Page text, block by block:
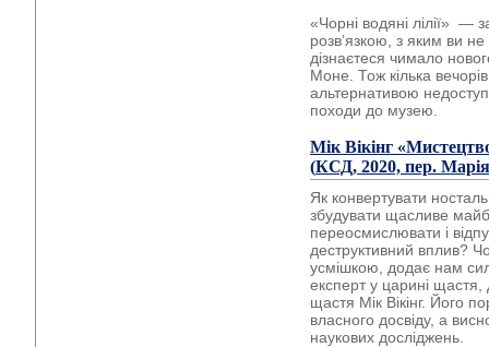
«Чорні водяні лілії» —
розв’язкою, з яким ви
дізнаєтеся чимало
Моне. Тож кілька
альтернативою
походи до музею.
Мік Вікінг
(КСД, 2020, пер.
Як конвертувати
збудувати щасливе
переосмислювати і
деструктивний вплив?
усмішкою, додає нам
експерт у царині щастя,
щастя Мік Вікінг. Його
власного досвіду, а
наукових досліджень.